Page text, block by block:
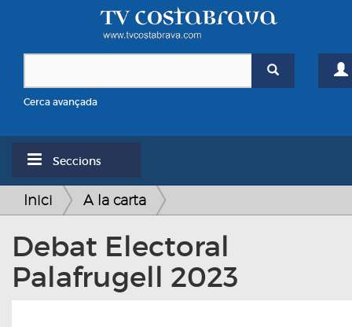
Cerca avançada
Seccions
Inici A la carta
Debat Electoral
Palafrugell 2023